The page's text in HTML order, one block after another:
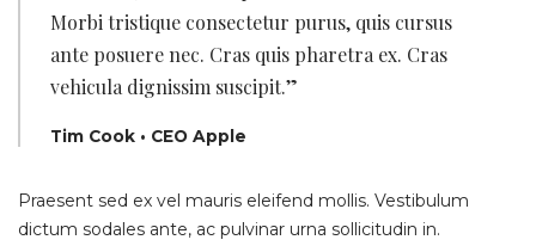
Morbi tristique consectetur purus, quis cursus
ante posuere nec. Cras quis pharetra ex. Cras
vehicula dignissim suscipit.”
Tim Cook • CEO Apple
Praesent sed ex vel mauris eleifend mollis. Vestibulum
dictum sodales ante, ac pulvinar urna sollicitudin in.